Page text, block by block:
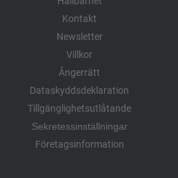
Kontakt
Newsletter
Villkor
Ångerrätt
Dataskyddsdeklaration
Tillgänglighetsutlåtande
Sekretessinställningar
Företagsinformation